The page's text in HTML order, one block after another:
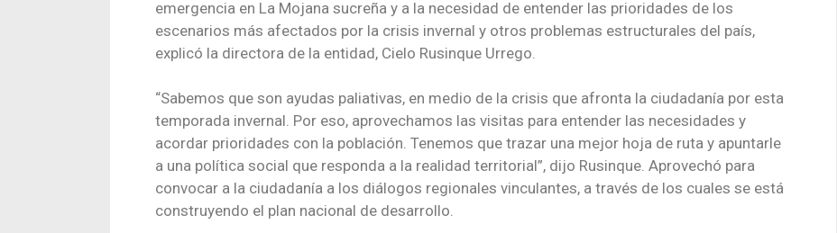
emergencia en La Mojana sucreña y a la necesidad de entender las prioridades de los
escenarios más afectados por la crisis invernal y otros problemas estructurales del país,
explicó la directora de la entidad, Cielo Rusinque Urrego.
“Sabemos que son ayudas paliativas, en medio de la crisis que afronta la ciudadanía por esta
temporada invernal. Por eso, aprovechamos las visitas para entender las necesidades y
acordar prioridades con la población. Tenemos que trazar una mejor hoja de ruta y apuntarle
a una política social que responda a la realidad territorial”, dijo Rusinque. Aprovechó para
convocar a la ciudadanía a los diálogos regionales vinculantes, a través de los cuales se está
construyendo el plan nacional de desarrollo.